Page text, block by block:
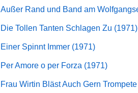
Außer Rand und Band am
Die Tollen Tanten Schlagen Zu (1971)
Einer Spinnt Immer (1971)
Per Amore o per Forza (1971)
Frau Wirtin Bläst Auch Gern